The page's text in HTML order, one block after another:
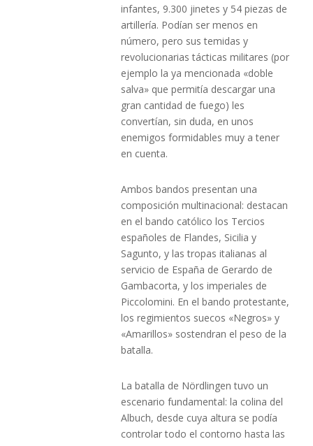
infantes, 9.300 jinetes y 54 piezas de
artillería. Podían ser menos en
número, pero sus temidas y
revolucionarias tácticas militares (por
ejemplo la ya mencionada «doble
salva» que permitía descargar una
gran cantidad de fuego) les
convertían, sin duda, en unos
enemigos formidables muy a tener
en cuenta.
Ambos bandos presentan una
composición multinacional: destacan
en el bando católico los Tercios
españoles de Flandes, Sicilia y
Sagunto, y las tropas italianas al
servicio de España de Gerardo de
Gambacorta, y los imperiales de
Piccolomini. En el bando protestante,
los regimientos suecos «Negros» y
«Amarillos» sostendran el peso de la
batalla.
La batalla de Nördlingen tuvo un
escenario fundamental: la colina del
Albuch, desde cuya altura se podía
controlar todo el contorno hasta las